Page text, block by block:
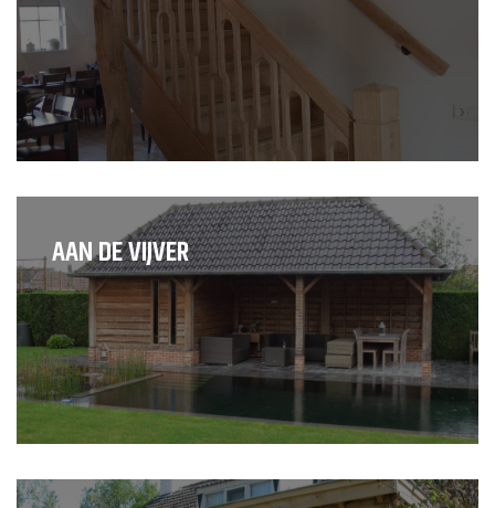
AAN DE VIJVER